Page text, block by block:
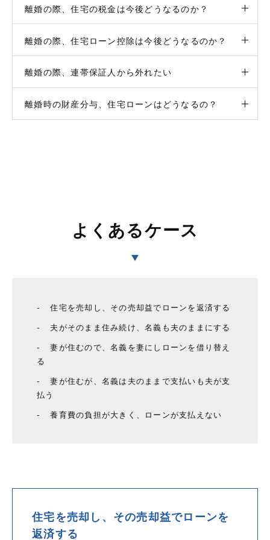
離婚の際、住宅の税金は今後どうなるのか？
離婚の際、住宅ローン控除は今後どうなるのか？
離婚の際、連帯保証人から外れたい
離婚時の財産分与、住宅ローンはどうなるの？
よくあるケース
住宅を売却し、その売却益でローンを返済する
夫がそのまま住み続け、名義も夫のままにする
妻が住むので、名義を妻にしローンを借り替え
る
妻が住むが、名義は夫のままで支払いも夫が支
払う
養育費の負担が大きく、ローンが支払えない
住宅を売却し、その売却益でローンを
返済する